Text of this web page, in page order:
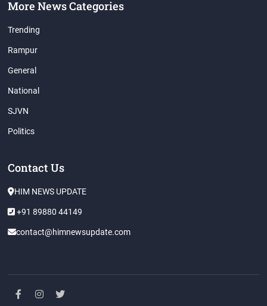
More News Categories
Trending
Rampur
General
National
SJVN
Politics
Contact Us
HIM NEWS UPDATE
+91 89880 44149
contact@himnewsupdate.com
facebook
instagram
twitter